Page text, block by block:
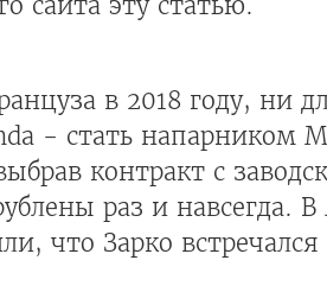
в 2018 году, ни
- стать напарником
контракт с
раз и навсегда.
что Зарко встречался